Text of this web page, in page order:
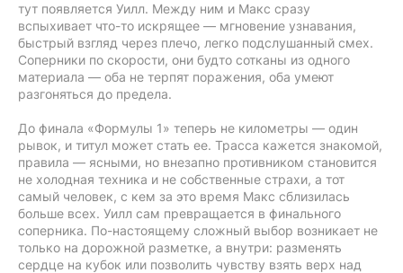
тут появляется Уилл. Между ним и Макс сразу
вспыхивает что-то искрящее — мгновение узнавания,
быстрый взгляд через плечо, легко подслушанный смех.
Соперники по скорости, они будто сотканы из одного
материала — оба не терпят поражения, оба умеют
разгоняться до предела.
До финала «Формулы 1» теперь не километры — один
рывок, и титул может стать ее. Трасса кажется знакомой,
правила — ясными, но внезапно противником становится
не холодная техника и не собственные страхи, а тот
самый человек, с кем за это время Макс сблизилась
больше всех. Уилл сам превращается в финального
соперника. По-настоящему сложный выбор возникает не
только на дорожной разметке, а внутри: разменять
сердце на кубок или позволить чувству взять верх над